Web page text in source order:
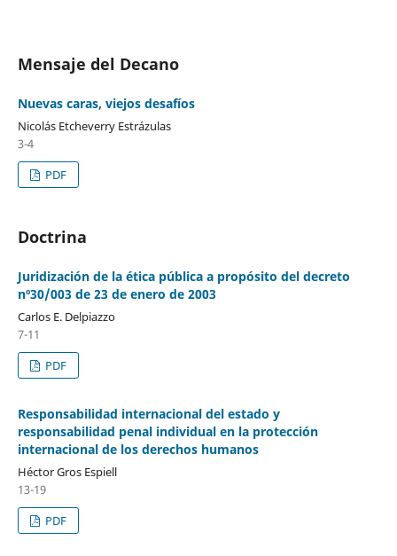
Mensaje del Decano
Nuevas caras, viejos desafíos
Nicolás Etcheverry Estrázulas
3-4
PDF
Doctrina
Juridización de la ética pública a propósito del decreto
nº30/003 de 23 de enero de 2003
Carlos E. Delpiazzo
7-11
PDF
Responsabilidad internacional del estado y
responsabilidad penal individual en la protección
internacional de los derechos humanos
Héctor Gros Espiell
13-19
PDF